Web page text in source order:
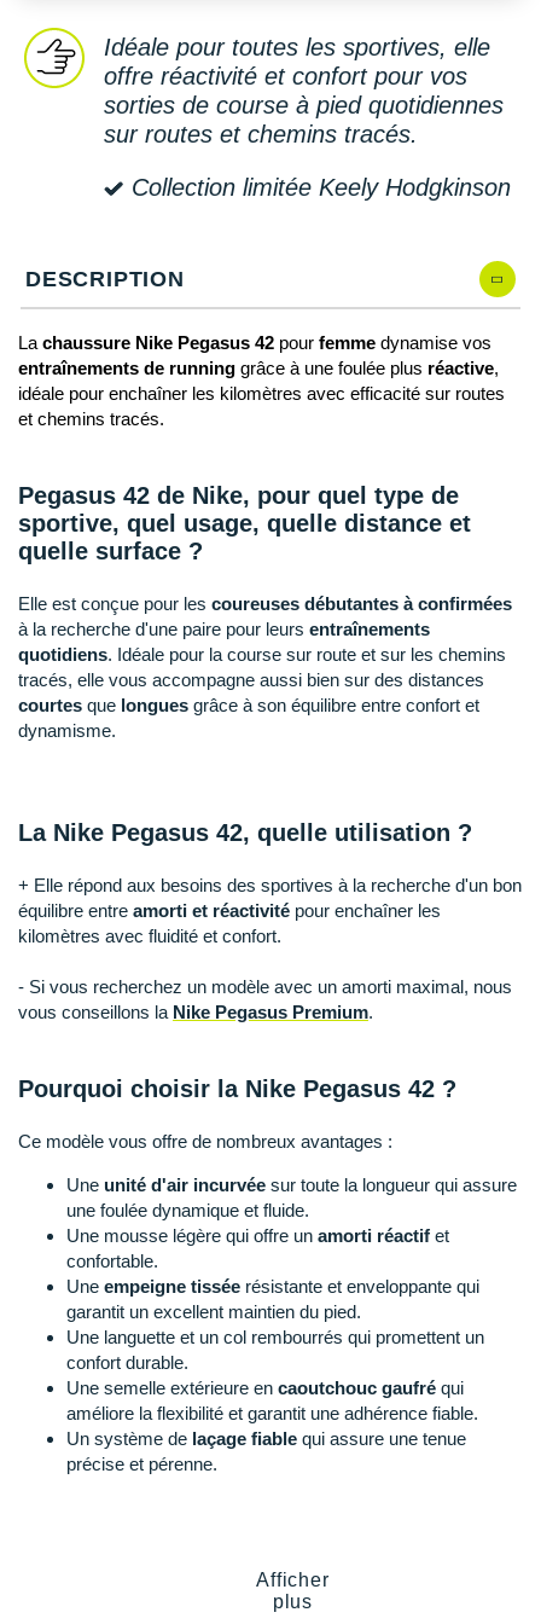
Idéale pour toutes les sportives, elle
offre réactivité et confort pour vos
sorties de course à pied quotidiennes
sur routes et chemins tracés.
Collection limitée Keely Hodgkinson
DESCRIPTION
La chaussure Nike Pegasus 42 pour femme dynamise vos
entraînements de running grâce à une foulée plus réactive,
idéale pour enchaîner les kilomètres avec efficacité sur routes
et chemins tracés.
Pegasus 42 de Nike, pour quel type de
sportive, quel usage, quelle distance et
quelle surface ?
Elle est conçue pour les coureuses débutantes à confirmées
à la recherche d'une paire pour leurs entraînements
quotidiens. Idéale pour la course sur route et sur les chemins
tracés, elle vous accompagne aussi bien sur des distances
courtes que longues grâce à son équilibre entre confort et
dynamisme.
La Nike Pegasus 42, quelle utilisation ?
+ Elle répond aux besoins des sportives à la recherche d'un bon
équilibre entre amorti et réactivité pour enchaîner les
kilomètres avec fluidité et confort.
- Si vous recherchez un modèle avec un amorti maximal, nous
vous conseillons la Nike Pegasus Premium.
Pourquoi choisir la Nike Pegasus 42 ?
Ce modèle vous offre de nombreux avantages :
Une unité d'air incurvée sur toute la longueur qui assure
une foulée dynamique et fluide.
Une mousse légère qui offre un amorti réactif et
confortable.
Une empeigne tissée résistante et enveloppante qui
garantit un excellent maintien du pied.
Une languette et un col rembourrés qui promettent un
confort durable.
Une semelle extérieure en caoutchouc gaufré qui
améliore la flexibilité et garantit une adhérence fiable.
Un système de laçage fiable qui assure une tenue
précise et pérenne.
Pegasus 41
Afficher
plus
DÉSTOCKAGE
+ Voir tous lesaccessoires
Nike
NNormal
On-Running
Patagonia
Petzl
Puma
Raidlight
Reebok
Salomon
Saucony
Saxx
Scott
Shokz
Sidas
Smoon
Suunto
Ta Energy
The North Face
Thuasne
Under Armour
Withings
X-Bionic
X-Socks